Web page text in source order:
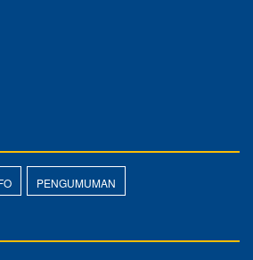
PENGUMUMAN